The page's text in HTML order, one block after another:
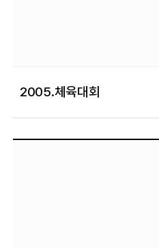
2005.체육대회